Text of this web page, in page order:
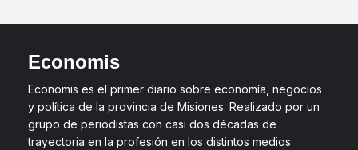
Economis
Economis es el primer diario sobre economía, negocios
y política de la provincia de Misiones. Realizado por un
grupo de periodistas con casi dos décadas de
trayectoria en la profesión en los distintos medios